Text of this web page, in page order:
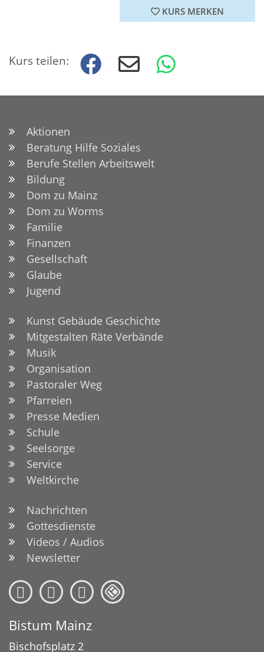
KURS MERKEN
Kurs teilen:
Aktionen
Beratung Hilfe Soziales
Berufe Stellen Arbeitswelt
Bildung
Dom zu Mainz
Dom zu Worms
Familie
Finanzen
Gesellschaft
Glaube
Jugend
Kunst Gebäude Geschichte
Mitgestalten Räte Verbände
Musik
Organisation
Pastoraler Weg
Pfarreien
Presse Medien
Schule
Seelsorge
Service
Weltkirche
Nachrichten
Gottesdienste
Videos / Audios
Newsletter
Bistum Mainz
Bischofsplatz 2